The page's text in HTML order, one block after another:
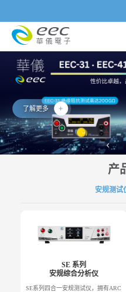
了解更多
产
安规测试
SE 系列
安规综合分析仪
SE系列四合一安规测试仪，拥有ARC